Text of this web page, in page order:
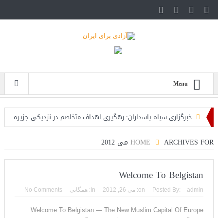
Menu
خبرگزاری سپاه پاسداران: رهگیری اهداف متخاصم در نزدیکی جزیره
پابرجاست
ایران؛ واکنش ترامپ و معاونش به اقدام تفرقه‌افکنان/سفر ژنرال
منیر به عربستان
HOME ARCHIVES FOR می 2012
Welcome To Belgistan
Posted By: admin
on: می 26, 2012 In: همگانی No Comments
Welcome To Belgistan — The New Muslim Capital Of Europe